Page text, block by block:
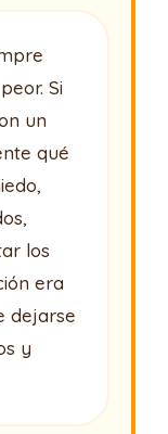
Si
un
qué
los
era
dejarse
y